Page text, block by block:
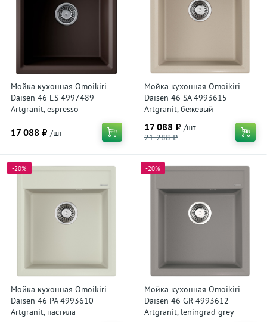
Мойка кухонная Omoikiri
Daisen 46 ES 4997489
Artgranit, espresso
17 088 ₽ /шт
Мойка кухонная Omoikiri
Daisen 46 SA 4993615
Artgranit, бежевый
17 088 ₽ /шт
21 288 ₽
-20%
Мойка кухонная Omoikiri
Daisen 46 PA 4993610
Artgranit, пастила
-20%
Мойка кухонная Omoikiri
Daisen 46 GR 4993612
Artgranit, leningrad grey